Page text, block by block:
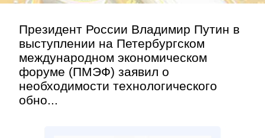
Президент России Владимир Путин в
выступлении на Петербургском
международном экономическом
форуме (ПМЭФ) заявил о
необходимости технологического
обно...
Контакт»